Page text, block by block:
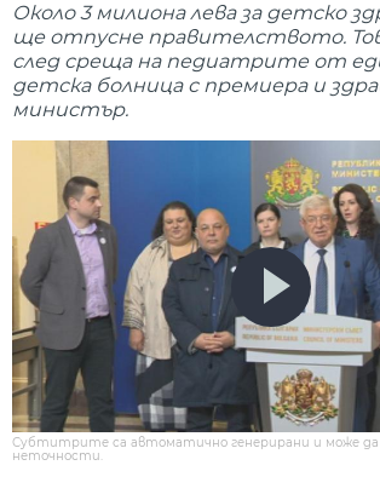
Около 3 милиона лева за детско
ще отпусне правителството.
след среща на педиатрите от
детска болница с премиера и
министър.
Субтитрите са автоматично генерирани и може
неточности.